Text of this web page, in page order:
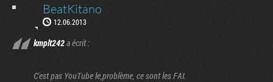
BeatKitano
12.06.2013
kmplt242a écrit :
C'est pas YouTube le,problème, ce sont les FAI.